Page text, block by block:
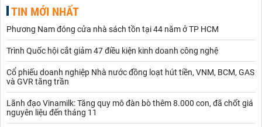
TIN MỚI NHẤT
Phương Nam đóng cửa nhà sách tồn tại 44 năm ở TP HCM
Trình Quốc hội cắt giảm 47 điều kiện kinh doanh công nghệ
Cổ phiếu doanh nghiệp Nhà nước đồng loạt hút tiền, VNM, BCM, GAS
và GVR tăng trần
Lãnh đạo Vinamilk: Tăng quy mô đàn bò thêm 8.000 con, đã chốt giá
nguyên liệu đến tháng 11